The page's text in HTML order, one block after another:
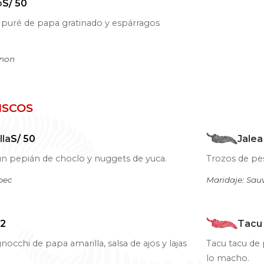
S/ 50
de papa gratinado y espárragos
S/ 50
pepián de choclo y nuggets de yuca. Trozos de
Maridaje:
de papa amarilla, salsa de ajos y lajas
Tacu tacu de
lo macho.